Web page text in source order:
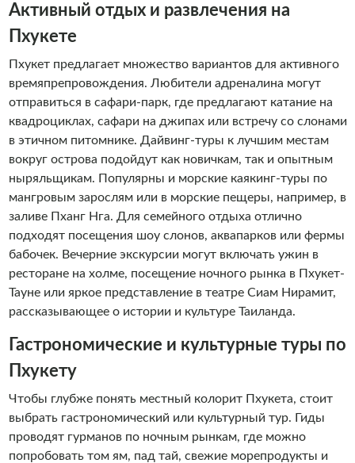
Активный отдых и развлечения на
Пхукете
Пхукет предлагает множество вариантов для активного
времяпрепровождения. Любители адреналина могут
отправиться в сафари-парк, где предлагают катание на
квадроциклах, сафари на джипах или встречу со слонами
в этичном питомнике. Дайвинг-туры к лучшим местам
вокруг острова подойдут как новичкам, так и опытным
ныряльщикам. Популярны и морские каякинг-туры по
мангровым зарослям или в морские пещеры, например, в
заливе Пханг Нга. Для семейного отдыха отлично
подходят посещения шоу слонов, аквапарков или фермы
бабочек. Вечерние экскурсии могут включать ужин в
ресторане на холме, посещение ночного рынка в Пхукет-
Тауне или яркое представление в театре Сиам Нирамит,
рассказывающее о истории и культуре Таиланда.
Гастрономические и культурные туры по
Пхукету
Чтобы глубже понять местный колорит Пхукета, стоит
выбрать гастрономический или культурный тур. Гиды
проводят гурманов по ночным рынкам, где можно
попробовать том ям, пад тай, свежие морепродукты и